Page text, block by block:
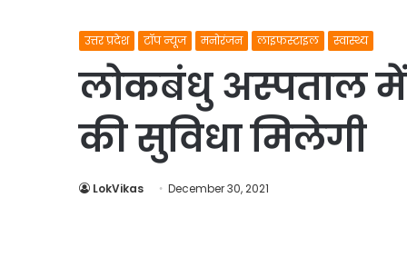
उत्तर प्रदेश टॉप न्यूज मनोरंजन लाइफस्टाइल स्वास्थ्य
लोकबंधु अस्पताल
की सुविधा मिलेगी
LokVikas December 30, 2021